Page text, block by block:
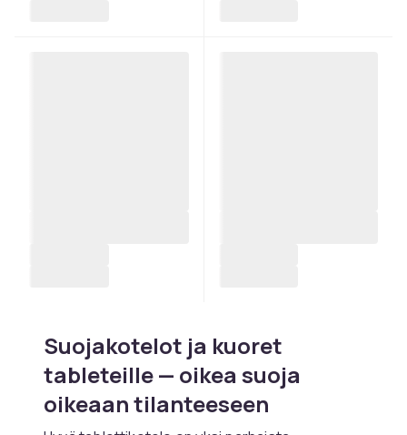
Suojakotelot ja kuoret
tableteille — oikea suoja
oikeaan tilanteeseen